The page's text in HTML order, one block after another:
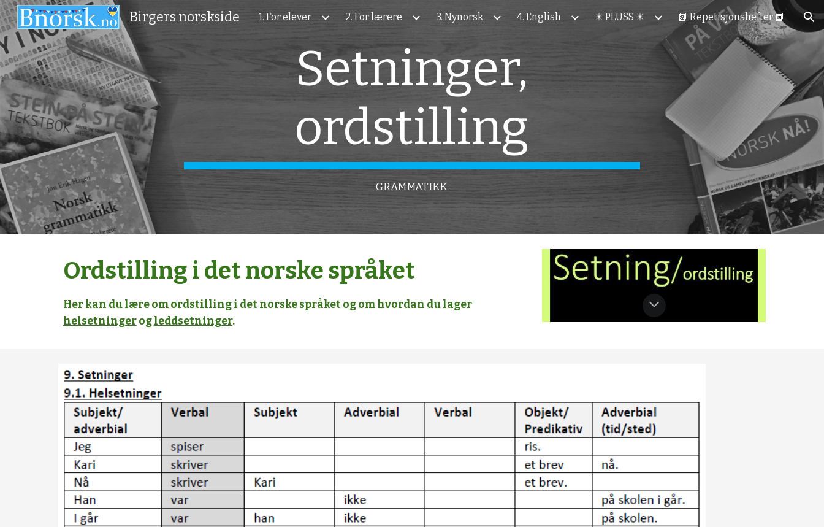
Skip to main content Skip to navigation
Birgers norskside 1. For elever 2. For lærere 3. Nynorsk 4. English ✴️ PLUSS ✴️ 📗 Repetisjonshefter 📘
Setninger,
ordstilling
GRAMMATIKK
Ordstilling i det norske språket
Her kan du lære om ordstilling i det norske språket og om hvordan du lager
helsetningerogleddsetninger.